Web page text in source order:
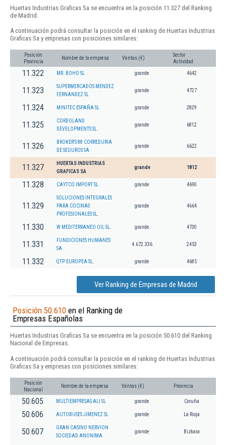
Huertas Industrias Graficas Sa se encuentra en la posición 11.327 del Ranking
de Madrid.
A continuación podrá consultar la posición en el ranking de Huertas Industrias
Graficas Sa y empresas con posiciones similares:
Posición
Provincia
Nombre de la empresa Ventas (€)
Sector
Actividad
11.322 MR. BOHO SL grande 4642
11.323
SUPERMERCADOS MENDEZ
FERNANDEZ SL
grande 4727
11.324 MINITEC ESPAÑA SL grande 2829
11.325
CORDOLAND
DEVELOPMENTS SL.
grande 6812
11.326
BROKER'S 88 CORREDURIA
DE SEGUROS SA
grande 6622
11.327
HUERTAS INDUSTRIAS
GRAFICAS SA
grande 1812
11.328 CAYTCO IMPORT SL grande 4690
11.329
SOLUCIONES INTEGRALES
PARA COCINAS
PROFESIONALES SL.
grande 4664
11.330 W MEDITERRANEO OIL SL. grande 4730
11.331
FUNDICIONES HUMANES
SA
4.672.336 2453
11.332 QTP EUROPEA SL. grande 4685
Ver Ranking de Empresas de Madrid
Posición 50.610 en el Ranking de
Empresas Españolas
Huertas Industrias Graficas Sa se encuentra en la posición 50.610 del Ranking
Nacional de Empresas.
A continuación podrá consultar la posición en el ranking de Huertas Industrias
Graficas Sa y empresas con posiciones similares:
Posición
Nacional
Nombre de la empresa Ventas (€) Provincia
50.605 MULTIEMPRESAS ALI SL grande Coruña
50.606 AUTOBUSES JIMENEZ SL grande La Rioja
50.607
GRAN CASINO NERVION
SOCIEDAD ANONIMA
grande Bizkaia